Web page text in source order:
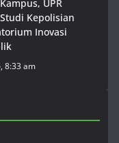
UPR
Kepolisian
Inovasi
8:33 am